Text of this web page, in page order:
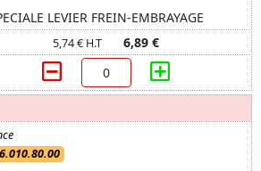
LEVIER FREIN-EMBRAYAGE
5,74 € H.T 6,89 €